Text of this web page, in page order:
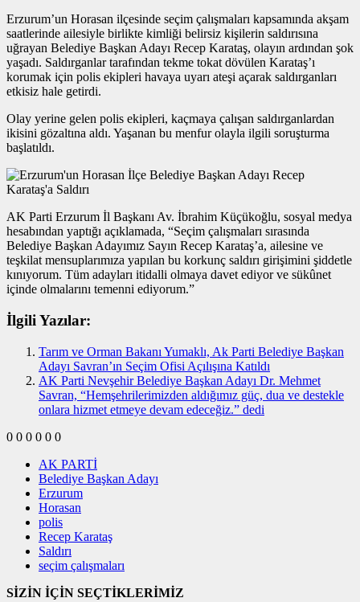
Erzurum’un Horasan ilçesinde seçim çalışmaları kapsamında akşam
saatlerinde ailesiyle birlikte kimliği belirsiz kişilerin saldırısına
uğrayan Belediye Başkan Adayı Recep Karataş, olayın ardından şok
yaşadı. Saldırganlar tarafından tekme tokat dövülen Karataş’ı
korumak için polis ekipleri havaya uyarı ateşi açarak saldırganları
etkisiz hale getirdi.
Olay yerine gelen polis ekipleri, kaçmaya çalışan saldırganlardan
ikisini gözaltına aldı. Yaşanan bu menfur olayla ilgili soruşturma
başlatıldı.
AK Parti Erzurum İl Başkanı Av. İbrahim Küçükoğlu, sosyal medya
hesabından yaptığı açıklamada, “Seçim çalışmaları sırasında
Belediye Başkan Adayımız Sayın Recep Karataş’a, ailesine ve
teşkilat mensuplarımıza yapılan bu korkunç saldırı girişimini şiddetle
kınıyorum. Tüm adayları itidalli olmaya davet ediyor ve sükûnet
içinde olmalarını temenni ediyorum.”
İlgili Yazılar:
Tarım ve Orman Bakanı Yumaklı, Ak Parti Belediye Başkan
Adayı Savran’ın Seçim Ofisi Açılışına Katıldı
AK Parti Nevşehir Belediye Başkan Adayı Dr. Mehmet
Savran, “Hemşehrilerimizden aldığımız güç, dua ve destekle
onlara hizmet etmeye devam edeceğiz.” dedi
0 0 0 0 0 0
AK PARTİ
Belediye Başkan Adayı
Erzurum
Horasan
polis
Recep Karataş
Saldırı
seçim çalışmaları
SİZİN İÇİN SEÇTİKLERİMİZ